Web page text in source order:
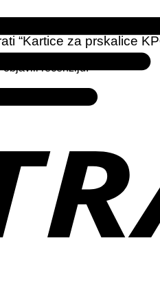
“Kartice za prskalice
objavili recenziju.